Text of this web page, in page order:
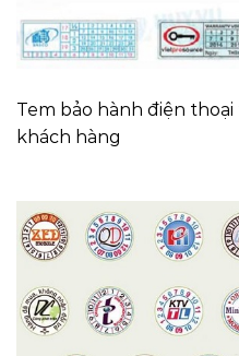
Tem bảo hành điện
khách hàng